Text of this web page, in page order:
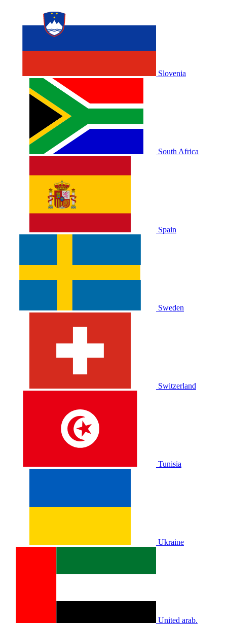
Slovenia
South Africa
Spain
Sweden
Switzerland
Tunisia
Ukraine
United arab.